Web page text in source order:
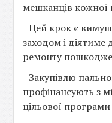
мешканців кожної
Цей крок є
заходом і діятиме
ремонту
Закупівлю
профінансують з
цільової